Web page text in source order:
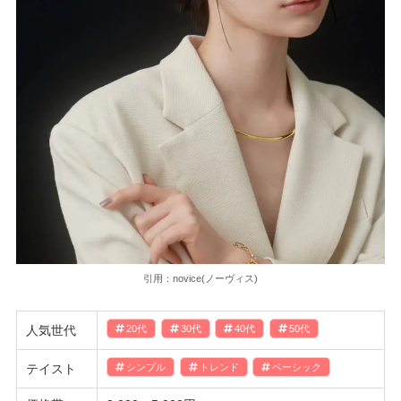
引用：novice(ノーヴィス)
人気世代 20代 30代 40代 50代
テイスト シンプル トレンド ベーシック